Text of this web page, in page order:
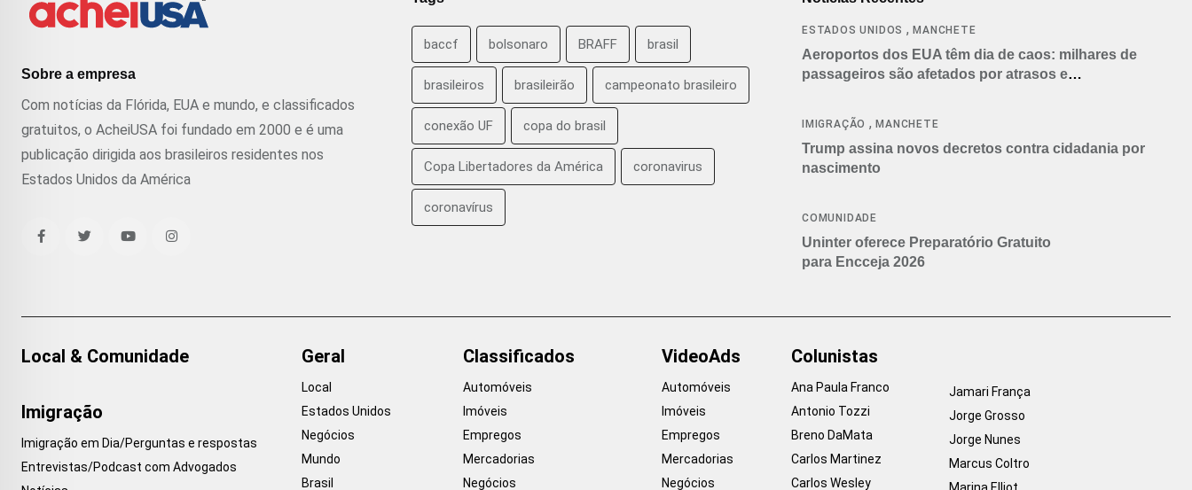
Sobre a empresa
Com notícias da Flórida, EUA e mundo, e classificados
gratuitos, o AcheiUSA foi fundado em 2000 e é uma
publicação dirigida aos brasileiros residentes nos
Estados Unidos da América
baccf bolsonaro BRAFF brasil
brasileiros brasileirão campeonato brasileiro
conexão UF copa do brasil
Copa Libertadores da América coronavirus
coronavírus
ESTADOS UNIDOS ,MANCHETE
Aeroportos dos EUA têm dia de caos: milhares de
passageiros são afetados por atrasos e
IMIGRAÇÃO ,MANCHETE
Trump assina novos decretos contra cidadania por
nascimento
COMUNIDADE
Uninter oferece Preparatório Gratuito
para Encceja 2026
Local & Comunidade
Imigração
Imigração em Dia/Perguntas e respostas
Entrevistas/Podcast com Advogados
Geral
Local
Estados Unidos
Negócios
Mundo
Brasil
Classificados
Automóveis
Imóveis
Empregos
Mercadorias
Negócios
VideoAds
Automóveis
Imóveis
Empregos
Mercadorias
Negócios
Colunistas
Ana Paula Franco
Antonio Tozzi
Breno DaMata
Carlos Martinez
Carlos Wesley
Jamari França
Jorge Grosso
Jorge Nunes
Marcus Coltro